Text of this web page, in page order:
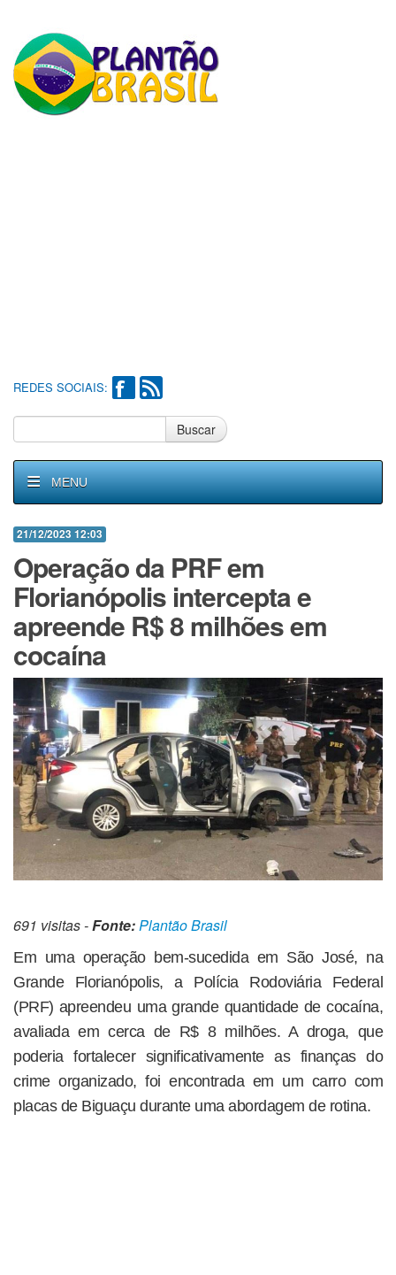
REDES SOCIAIS:
Buscar
MENU
21/12/2023 12:03
Operação da PRF em
Florianópolis intercepta e
apreende R$ 8 milhões em
cocaína
691 visitas -Fonte: Plantão Brasil
Em uma operação bem-sucedida em São José, na
Grande Florianópolis, a Polícia Rodoviária Federal
(PRF) apreendeu uma grande quantidade de cocaína,
avaliada em cerca de R$ 8 milhões. A droga, que
poderia fortalecer significativamente as finanças do
crime organizado, foi encontrada em um carro com
placas de Biguaçu durante uma abordagem de rotina.